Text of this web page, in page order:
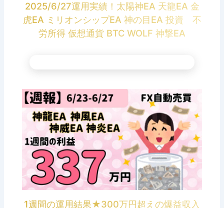
2025/6/27運用実績！太陽神EA 天龍EA 金
虎EA ミリオンシップEA 神の目EA 投資 不
労所得 仮想通貨 BTC WOLF 神撃EA
1週間の運用結果★300万円超えの爆益収入